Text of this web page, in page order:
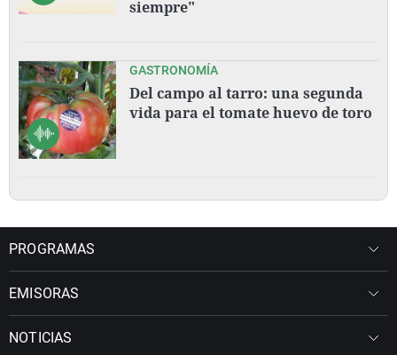
siempre"
GASTRONOMÍA
Del campo al tarro: una segunda
vida para el tomate huevo de toro
PROGRAMAS
EMISORAS
NOTICIAS